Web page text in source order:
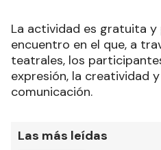
La actividad es gratuita
encuentro en el que, a
teatrales, los
expresión, la creatividad
comunicación.
Las más leídas